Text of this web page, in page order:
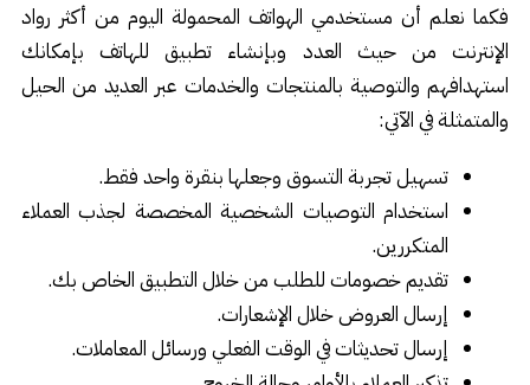
فكما نعلم أن مستخدمي الهواتف المحمولة اليوم من أكثر رواد
الإنترنت من حيث العدد وبإنشاء تطبيق للهاتف بإمكانك
استهدافهم والتوصية بالمنتجات والخدمات عبر العديد من الحيل
والمتمثلة في الآتي:
تسهيل تجربة التسوق وجعلها بنقرة واحد فقط.
استخدام التوصيات الشخصية المخصصة لجذب العملاء
المتكررين.
تقديم خصومات للطلب من خلال التطبيق الخاص بك.
إرسال العروض خلال الإشعارات.
إرسال تحديثات في الوقت الفعلي ورسائل المعاملات.